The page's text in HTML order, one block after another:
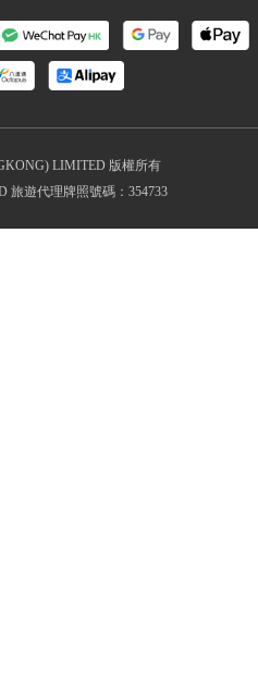
LIMITED 版權所有
旅遊代理牌照號碼：354733